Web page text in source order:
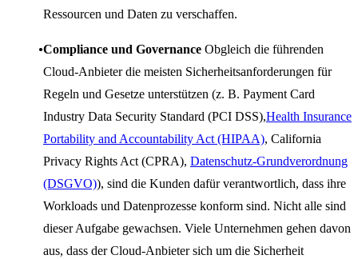
Ressourcen und Daten zu verschaffen.
Compliance und Governance Obgleich die führenden
Cloud-Anbieter die meisten Sicherheitsanforderungen für
Regeln und Gesetze unterstützen (z. B. Payment Card
Industry Data Security Standard (PCI DSS),Health Insurance
Portability and Accountability Act (HIPAA), California
Privacy Rights Act (CPRA), Datenschutz-Grundverordnung
(DSGVO)), sind die Kunden dafür verantwortlich, dass ihre
Workloads und Datenprozesse konform sind. Nicht alle sind
dieser Aufgabe gewachsen. Viele Unternehmen gehen davon
aus, dass der Cloud-Anbieter sich um die Sicherheit